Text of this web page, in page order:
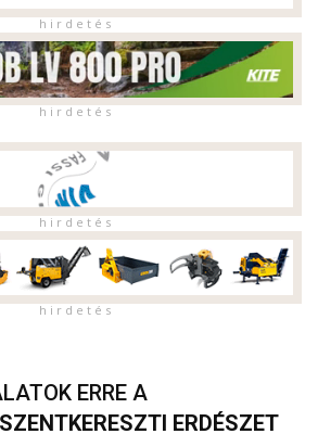
h i r d e t é s
h i r d e t é s
h i r d e t é s
h i r d e t é s
ERRE A
ERDÉSZET